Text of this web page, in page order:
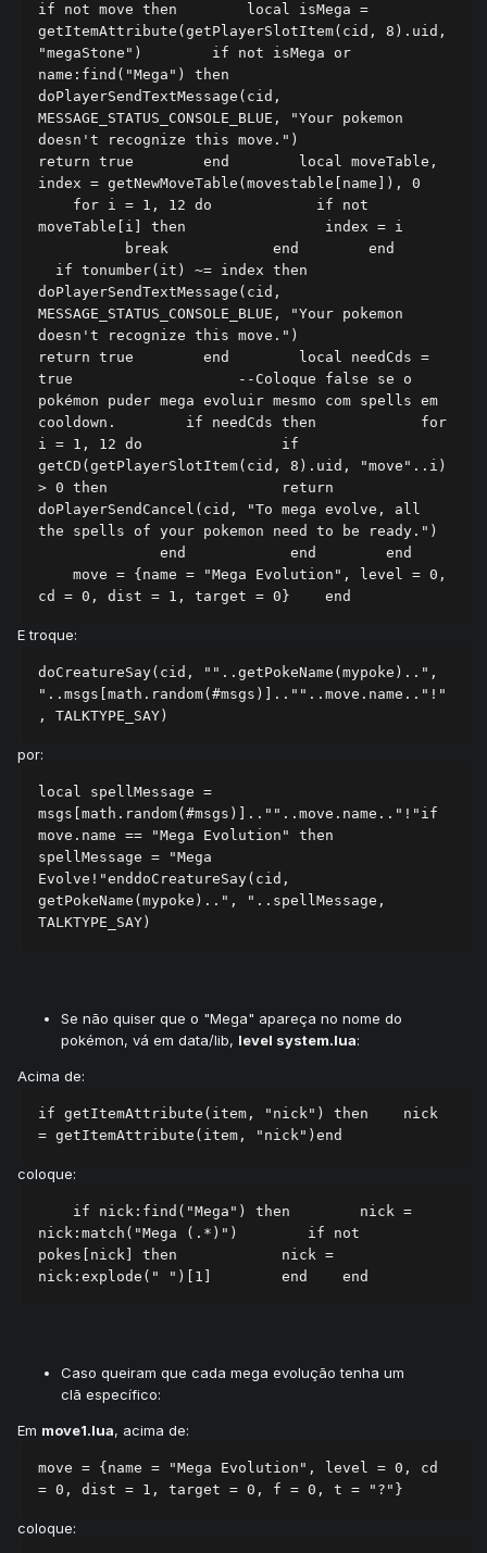
if not move then        local isMega =
getItemAttribute(getPlayerSlotItem(cid, 8).uid,
"megaStone")        if not isMega or
name:find("Mega") then
doPlayerSendTextMessage(cid,
MESSAGE_STATUS_CONSOLE_BLUE, "Your pokemon
doesn't recognize this move.")
return true        end        local moveTable,
index = getNewMoveTable(movestable[name]), 0
for i = 1, 12 do            if not
moveTable[i] then                index = i
break            end        end
if tonumber(it) ~= index then
doPlayerSendTextMessage(cid,
MESSAGE_STATUS_CONSOLE_BLUE, "Your pokemon
doesn't recognize this move.")
return true        end        local needCds =
true                   --Coloque false se o
pokémon puder mega evoluir mesmo com spells em
cooldown.        if needCds then            for
i = 1, 12 do                if
getCD(getPlayerSlotItem(cid, 8).uid, "move"..i)
> 0 then                    return
doPlayerSendCancel(cid, "To mega evolve, all
the spells of your pokemon need to be ready.")
end            end        end
move = {name = "Mega Evolution", level = 0,
cd = 0, dist = 1, target = 0}    end
E troque:
doCreatureSay(cid, ""..getPokeName(mypoke)..",
"..msgs[math.random(#msgs)]..""..move.name.."!"
, TALKTYPE_SAY)
por:
local spellMessage =
msgs[math.random(#msgs)]..""..move.name.."!"if
move.name == "Mega Evolution" then
spellMessage = "Mega
Evolve!"enddoCreatureSay(cid,
getPokeName(mypoke)..", "..spellMessage,
TALKTYPE_SAY)
Se não quiser que o "Mega" apareça no nome do
pokémon, vá em data/lib, level system.lua:
Acima de:
if getItemAttribute(item, "nick") then    nick
= getItemAttribute(item, "nick")end
coloque:
nick:match("Mega (.*)")        if not
pokes[nick] then            nick =
nick:explode(" ")[1]        end    end
Caso queiram que cada mega evolução tenha um
clã específico:
Em move1.lua, acima de:
move = {name = "Mega Evolution", level = 0, cd
= 0, dist = 1, target = 0, f = 0, t = "?"}
coloque: